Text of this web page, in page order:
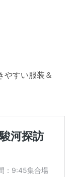
すい服装＆